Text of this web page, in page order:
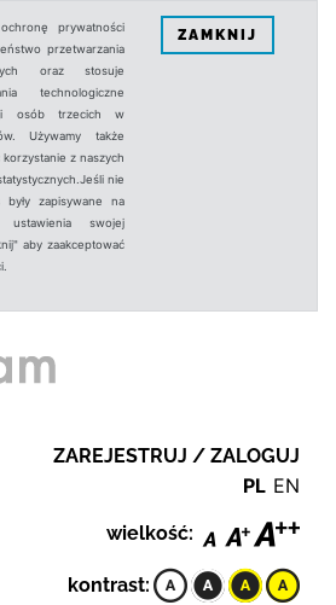
prywatności
przetwarzania
oraz stosuje
technologiczne
osób trzecich w
Używamy także
z naszych
nie
zapisywane na
swojej
aby zaakceptować
ZAMKNIJ
ZAREJESTRUJ / ZALOGUJ
PL EN
wielkość:
kontrast: